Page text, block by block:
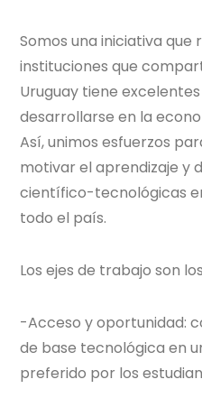
Somos una iniciativa que
instituciones que
Uruguay tiene
desarrollarse en la
Así, unimos esfuerzos
motivar el aprendizaje y
científico-tecnológicas
todo el país.
Los ejes de trabajo son
-Acceso y oportunidad:
de base tecnológica en
preferido por los